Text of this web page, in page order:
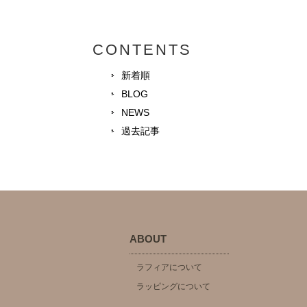
CONTENTS
新着順
BLOG
NEWS
過去記事
ABOUT
ラフィアについて
ラッピングについて